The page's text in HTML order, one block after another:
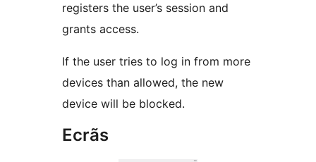
registers the user’s session and
grants access.
If the user tries to log in from more
devices than allowed, the new
device will be blocked.
Ecrãs